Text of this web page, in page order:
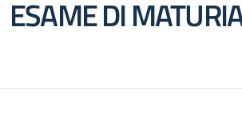
ESAME DI